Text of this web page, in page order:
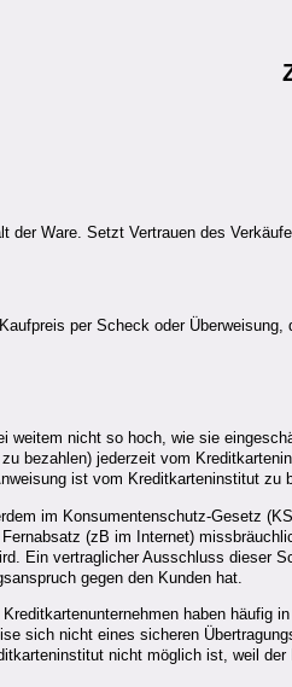
der Ware. Setzt Vertrauen des
per Scheck oder
weitem nicht so hoch, wie sie
bezahlen) jederzeit vom
ist vom Kreditkarteninstitut
im Konsumentenschutz-Gesetz
(zB im Internet)
Ein vertraglicher Ausschluss dieser
gegen den Kunden hat.
haben
sich nicht eines sicheren
nicht möglich ist, weil